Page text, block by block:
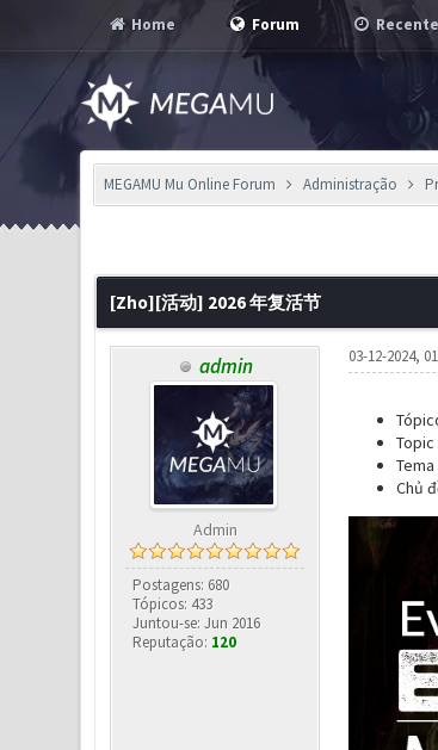
Home Forum
MEGAMU Mu Online Forum Administração
[Zho][活动] 2026 年复活节
admin
Admin
Postagens: 680
Tópicos: 433
Juntou-se: Jun 2016
Reputação: 120
03-12-2024,
Topic
Chủ